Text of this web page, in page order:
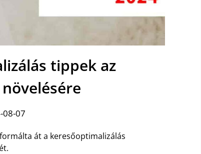
tippek az
08-07
át a keresőoptimalizálás